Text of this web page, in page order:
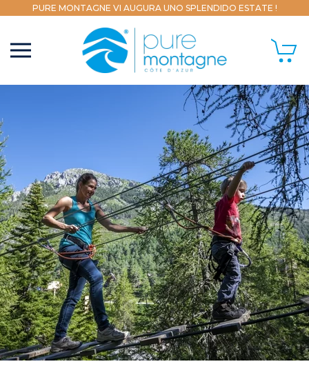
PURE MONTAGNE VI AUGURA UNO SPLENDIDO ESTATE !